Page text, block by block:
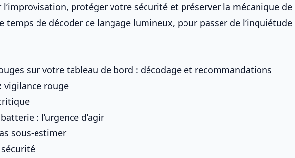
l’improvisation, protéger votre sécurité et préserver la mécanique de
temps de décoder ce langage lumineux, pour passer de l’inquiétude
sur votre tableau de bord : décodage et recommandations
vigilance rouge
: l’urgence d’agir
sous-estimer